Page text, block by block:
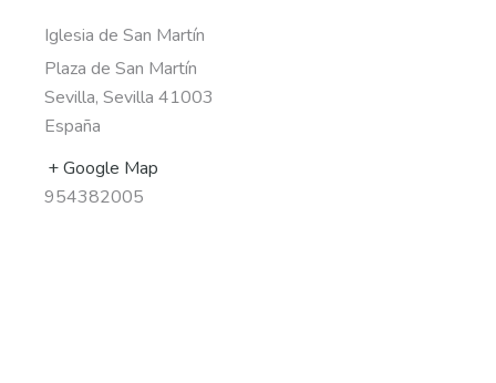
Iglesia de San Martín
Plaza de San Martín
Sevilla, Sevilla 41003
España
+ Google Map
954382005